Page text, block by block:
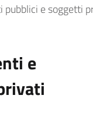
e soggetti
e